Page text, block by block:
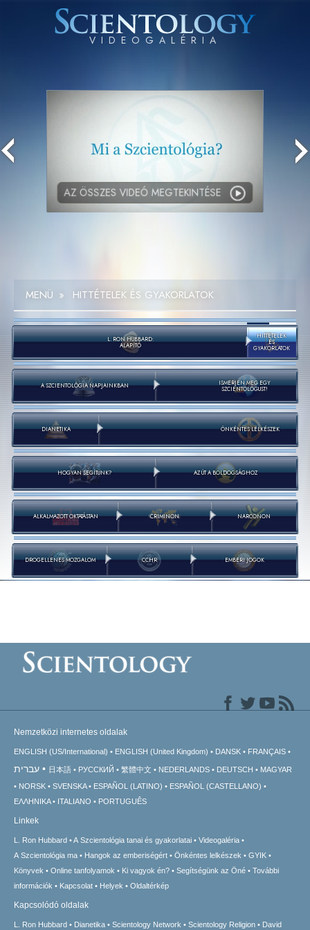
AZ ÖSSZES VIDEÓ MEGTEKINTÉSE
MENÜ » HITTÉTELEK ÉS GYAKORLATOK
L. RON HUBBARD:
ALAPÍTÓ
HITTÉTELEK
ÉS
GYAKORLATOK
A SZCIENTOLÓGIA NAPJAINKBAN ISMERJEN MEG EGY
SZCIENTOLÓGUST!
DIANETIKA ÖNKÉNTES LELKÉSZEK
HOGYAN SEGÍTÜNK? AZ ÚT A BOLDOGSÁGHOZ
ALKALMAZOTT OKTATÁSTAN CRIMINON NARCONON
DROGELLENES MOZGALOM CCHR EMBERI JOGOK
Nemzetközi internetes oldalak
ENGLISH (US/International) ENGLISH (United Kingdom) DANSK FRANÇAIS
עברית 日本語 РУССКИЙ 繁體中文 NEDERLANDS DEUTSCH
MAGYAR
NORSK
SVENSKA ESPAÑOL (LATINO)
ESPAÑOL (CASTELLANO)
ΕΛΛΗΝΙΚA
ITALIANO PORTUGUÊS
Linkek
L. Ron Hubbard A Szcientológia tanai és gyakorlatai
Videogaléria
A Szcientológia ma
Hangok az emberiségért Önkéntes lelkészek
GYIK
Könyvek
Online tanfolyamok Ki vagyok én? Segítségünk az Öné
További
információk
Kapcsolat Helyek Oldaltérkép
Kapcsolódó oldalak
L. Ron Hubbard Dianetika Scientology Network Scientology Religion David